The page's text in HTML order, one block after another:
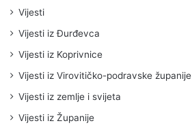
Vijesti
Vijesti iz Đurđevca
Vijesti iz Koprivnice
Vijesti iz Virovitičko-podravske županije
Vijesti iz zemlje i svijeta
Vijesti iz Županije